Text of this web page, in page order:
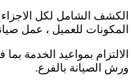
الكشف الشامل لكل الاجزاء
المكونات للعميل ، عمل
الالتزام بمواعيد الخدمة
ورش الصيانة بالفرع.